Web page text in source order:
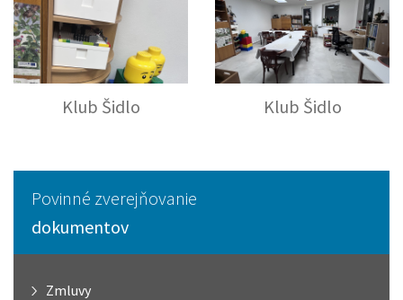
Klub Šidlo Klub Šidlo
Povinné zverejňovanie
dokumentov
Zmluvy